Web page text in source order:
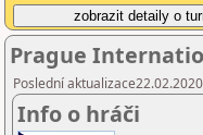
Prague
Poslední
Info o hráči